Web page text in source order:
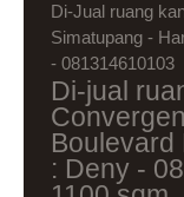
Di-Jual ruang
Simatupang -
- 081314610103
Di-jual
Boulevard
: Deny -